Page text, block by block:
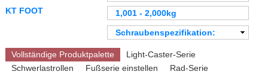
Alle
0 - 250kg
251 - 500kg
501 - 1,000kg
1,001 - 2,000kg
2,001 - 3,000kg
KT FOOT
1,001 - 2,000kg
Zulässige Belastung:
Alle
0 - 250kg
251 - 500kg
Schraubenspezifikation:
M6×1.0P
M8×1.25P
Vollständige Produktpalette
Light-Caster-Serie
Schwerlastrollen
Fußserie einstellen Rad-Serie